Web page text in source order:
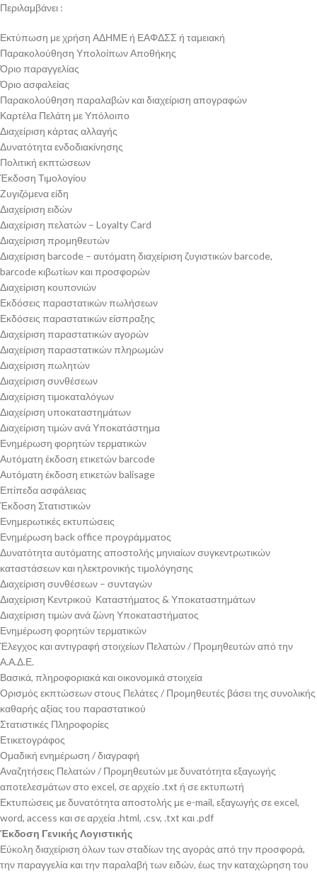
Περιλαμβάνει :
Εκτύπωση με χρήση ΑΔΗΜΕ ή ΕΑΦΔΣΣ ή ταμειακή
Παρακολούθηση Υπολοίπων Αποθήκης
Όριο παραγγελίας
Όριο ασφαλείας
Παρακολούθηση παραλαβών και διαχείριση απογραφών
Καρτέλα Πελάτη με Υπόλοιπο
Διαχείριση κάρτας αλλαγής
Δυνατότητα ενδοδιακίνησης
Πολιτική εκπτώσεων
Έκδοση Τιμολογίου
Ζυγιζόμενα είδη
Διαχείριση ειδών
Διαχείριση πελατών – Loyalty Card
Διαχείριση προμηθευτών
Διαχείριση barcode – αυτόματη διαχείριση ζυγιστικών barcode,
barcode κιβωτίων και προσφορών
Διαχείριση κουπονιών
Εκδόσεις παραστατικών πωλήσεων
Εκδόσεις παραστατικών είσπραξης
Διαχείριση παραστατικών αγορών
Διαχείριση παραστατικών πληρωμών
Διαχείριση πωλητών
Διαχείριση συνθέσεων
Διαχείριση τιμοκαταλόγων
Διαχείριση υποκαταστημάτων
Διαχείριση τιμών ανά Υποκατάστημα
Ενημέρωση φορητών τερματικών
Αυτόματη έκδοση ετικετών barcode
Αυτόματη έκδοση ετικετών balisage
Επίπεδα ασφάλειας
Έκδοση Στατιστικών
Ενημερωτικές εκτυπώσεις
Ενημέρωση back office προγράμματος
Δυνατότητα αυτόματης αποστολής μηνιαίων συγκεντρωτικών
καταστάσεων και ηλεκτρονικής τιμολόγησης
Διαχείριση συνθέσεων – συνταγών
Διαχείριση Κεντρικού Καταστήματος & Υποκαταστημάτων
Διαχείριση τιμών ανά ζώνη Υποκαταστήματος
Ενημέρωση φορητών τερματικών
Έλεγχος και αντιγραφή στοιχείων Πελατών / Προμηθευτών από την
Α.Α.Δ.Ε.
Βασικά, πληροφοριακά και οικονομικά στοιχεία
Ορισμός εκπτώσεων στους Πελάτες / Προμηθευτές βάσει της συνολικής
καθαρής αξίας του παραστατικού
Στατιστικές Πληροφορίες
Ετικετογράφος
Ομαδική ενημέρωση / διαγραφή
Αναζητήσεις Πελατών / Προμηθευτών με δυνατότητα εξαγωγής
αποτελεσμάτων στο excel, σε αρχείο .txt ή σε εκτυπωτή
Εκτυπώσεις με δυνατότητα αποστολής με e-mail, εξαγωγής σε excel,
word, access και σε αρχεία .html, .csv, .txt και .pdf
Έκδοση Γενικής Λογιστικής
Εύκολη διαχείριση όλων των σταδίων της αγοράς από την προσφορά,
την παραγγελία και την παραλαβή των ειδών, έως την καταχώρηση του